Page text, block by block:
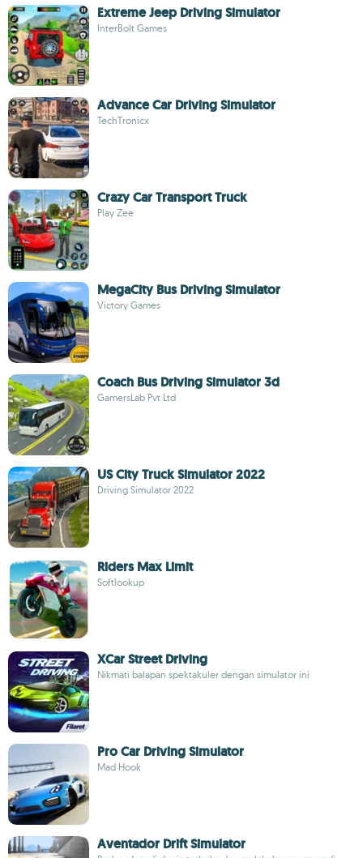
Extreme Jeep Driving Simulator
InterBolt Games
Advance Car Driving Simulator
TechTronicx
Crazy Car Transport Truck
Play Zee
MegaCity Bus Driving Simulator
Victory Games
Coach Bus Driving Simulator 3d
GamersLab Pvt Ltd
US City Truck Simulator 2022
Driving Simulator 2022
Riders Max Limit
Softlookup
XCar Street Driving
Nikmati balapan spektakuler dengan simulator ini
Pro Car Driving Simulator
Mad Hook
Aventador Drift Simulator